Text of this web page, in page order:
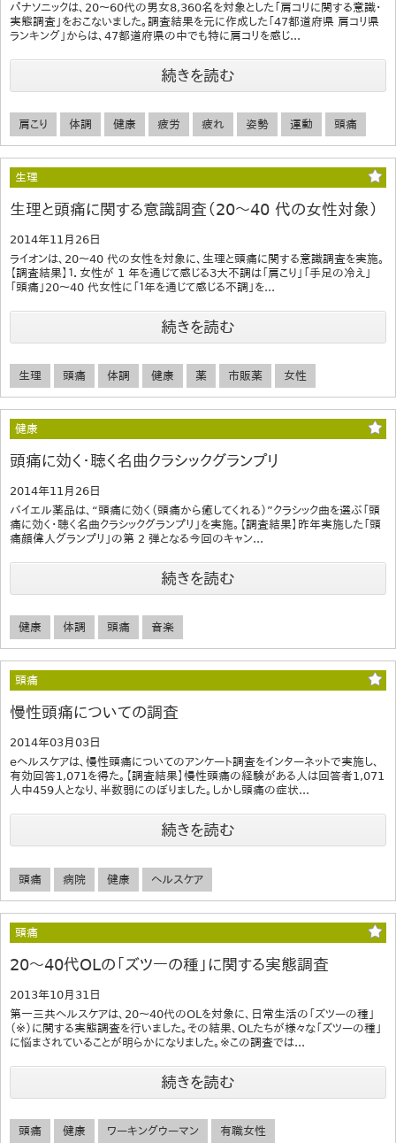
パナソニックは、20～60代の男女8,360名を対象とした「肩コリに関する意識・
実態調査」をおこないました。調査結果を元に作成した「47都道府県 肩コリ県
ランキング」からは、47都道府県の中でも特に肩コリを感じ...
続きを読む
肩こり 体調 健康 疲労 疲れ 姿勢 運動 頭痛
生理
生理と頭痛に関する意識調査（20～40 代の女性対象）
2014年11月26日
ライオンは、20～40 代の女性を対象に、生理と頭痛に関する意識調査を実施。
【調査結果】１．女性が 1 年を通じて感じる３大不調は「肩こり」「手足の冷え」
「頭痛」20～40 代女性に「１年を通じて感じる不調」を...
続きを読む
生理 頭痛 体調 健康 薬 市販薬 女性
健康
頭痛に効く・聴く名曲クラシックグランプリ
2014年11月26日
バイエル薬品は、“頭痛に効く（頭痛から癒してくれる）”クラシック曲を選ぶ「頭
痛に効く・聴く名曲クラシックグランプリ」を実施。【調査結果】昨年実施した「頭
痛顔偉人グランプリ」の第 2 弾となる今回のキャン...
続きを読む
健康 体調 頭痛 音楽
頭痛
慢性頭痛についての調査
2014年03月03日
eヘルスケアは、慢性頭痛についてのアンケート調査をインターネットで実施し、
有効回答1,071を得た。【調査結果】慢性頭痛の経験がある人は回答者1,071
人中459人となり、半数弱にのぼりました。しかし頭痛の症状...
続きを読む
頭痛 病院 健康 ヘルスケア
頭痛
20～40代OLの「ズツーの種」に関する実態調査
2013年10月31日
第一三共ヘルスケアは、20～40代のOLを対象に、日常生活の「ズツーの種」
（※）に関する実態調査を行いました。その結果、OLたちが様々な「ズツーの種」
に悩まされていることが明らかになりました。※この調査では...
続きを読む
頭痛 健康 ワーキングウーマン 有職女性